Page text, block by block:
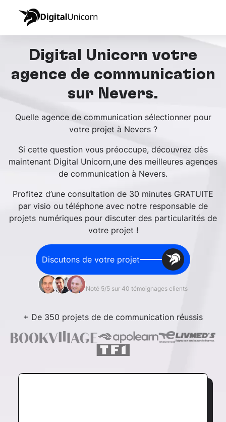
Digital Unicorn votre
agence de communication
sur Nevers.
Quelle agence de communication sélectionner pour
votre projet à Nevers ?
Si cette question vous préoccupe, découvrez dès
maintenant Digital Unicorn,une des meilleures agences
de communication à Nevers.
Profitez d’une consultation de 30 minutes GRATUITE
par visio ou téléphone avec notre responsable de
projets numériques pour discuter des particularités de
votre projet !
Discutons de votre projet
Noté 5/5 sur 40 témoignages clients
+ De 350 projets de de communication réussis